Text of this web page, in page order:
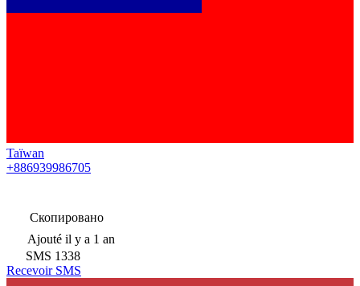
Taïwan
+886939986705
Скопировано
Ajouté il y a 1 an
SMS 1338
Recevoir SMS